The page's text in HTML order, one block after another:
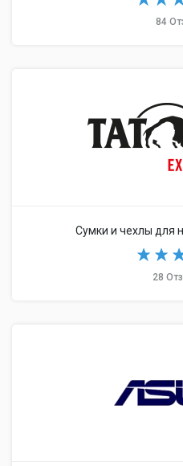
84
Сумки и чехлы для
28